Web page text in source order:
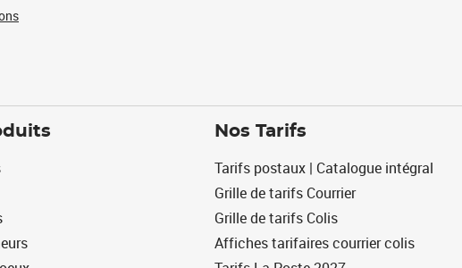
Nos Tarifs
Tarifs postaux | Catalogue intégral
Grille de tarifs Courrier
Grille de tarifs Colis
Affiches tarifaires courrier colis